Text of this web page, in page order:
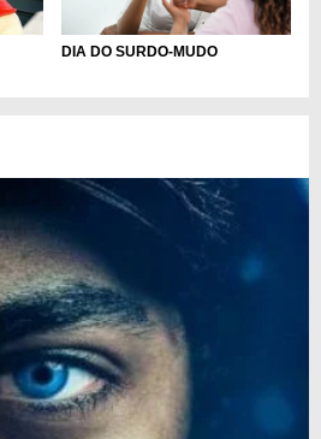
DIA DO SURDO-MUDO